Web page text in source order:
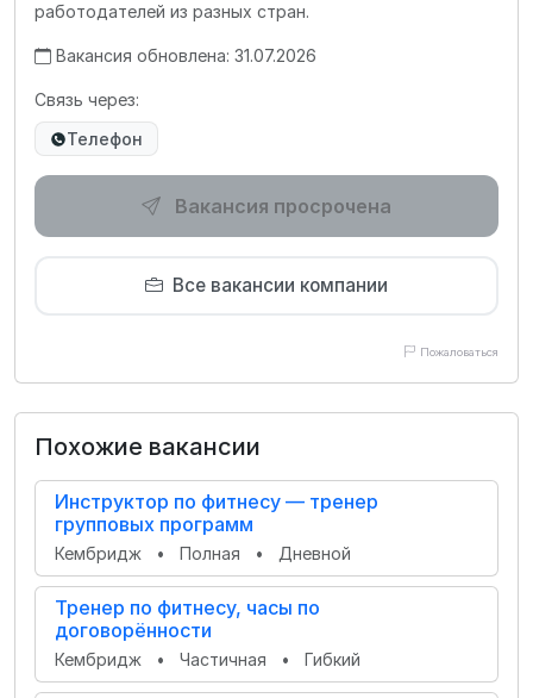
работодателей из разных стран.
Вакансия обновлена: 31.07.2026
Связь через:
Телефон
Вакансия просрочена
Все вакансии компании
Пожаловаться
Похожие вакансии
Инструктор по фитнесу — тренер
групповых программ
Кембридж • Полная • Дневной
Тренер по фитнесу, часы по
договорённости
Кембридж • Частичная • Гибкий